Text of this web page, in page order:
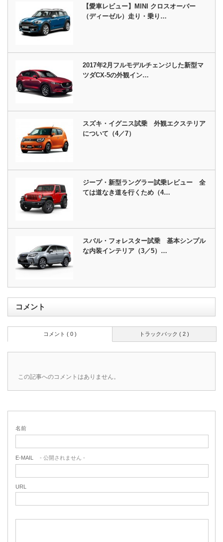
【愛車レビュー】MINI クロスオーバー
（ディーゼル）走り・乗り…
2017年2月フルモデルチェンジした新型マ
ツダCX-5の外観イン…
スズキ・イグニス試乗 外観エクステリア
について（4／7）
ジープ・新型ラングラー試乗レビュー 全
ては道なき道を行くため（4…
スバル・フォレスター試乗 基本シンプル
な内装インテリア（3／5）…
コメント
トラックバック ( 2 )
コメント ( 0 )
この記事へのコメントはありません。
名前
E-MAIL - 公開されません -
URL